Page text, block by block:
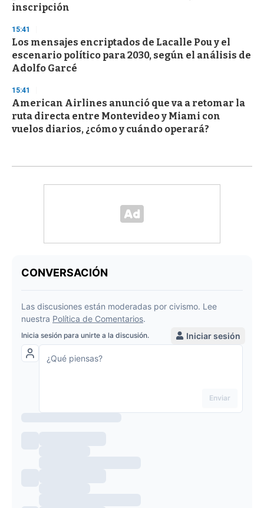
inscripción
15:41
Los mensajes encriptados de Lacalle Pou y el
escenario político para 2030, según el análisis de
Adolfo Garcé
15:41
American Airlines anunció que va a retomar la
ruta directa entre Montevideo y Miami con
vuelos diarios, ¿cómo y cuándo operará?